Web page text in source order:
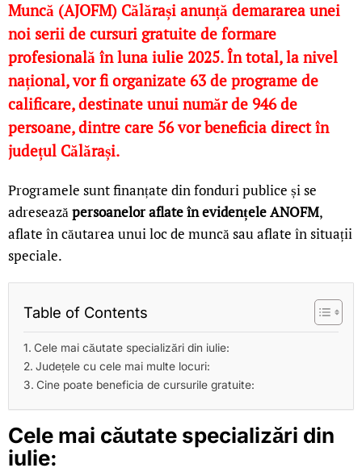
Muncă (AJOFM) Călărași anunță demararea unei
noi serii de cursuri gratuite de formare
profesională în luna iulie 2025. În total, la nivel
național, vor fi organizate 63 de programe de
calificare, destinate unui număr de 946 de
persoane, dintre care 56 vor beneficia direct în
județul Călărași.
Programele sunt finanțate din fonduri publice și se
adreseazăpersoanelor aflate în evidențele ANOFM,
aflate în căutarea unui loc de muncă sau aflate în situații
speciale.
Table of Contents
Cele mai căutate specializări din iulie:
Județele cu cele mai multe locuri:
Cine poate beneficia de cursurile gratuite:
Cele mai căutate specializări din
iulie: